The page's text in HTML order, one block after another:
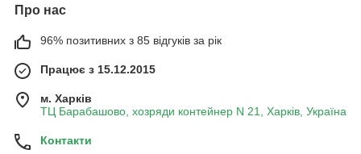
Про нас
96% позитивних з 85 відгуків за рік
Працює з 15.12.2015
м. Харків
ТЦ Барабашово, хозряди контейнер N 21, Харків, Україна
Контакти